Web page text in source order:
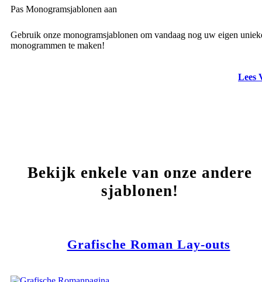
Pas Monogramsjablonen aan
Gebruik onze monogramsjablonen om vandaag nog uw eigen
monogrammen te maken!
Lees
Bekijk enkele van onze andere
sjablonen!
Grafische Roman Lay-outs